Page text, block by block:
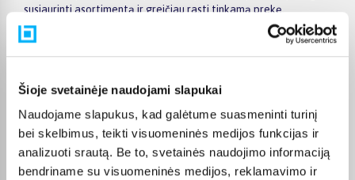
Šioje svetainėje naudojami slapukai
Naudojame slapukus, kad galėtume suasmeninti turinį
bei skelbimus, teikti visuomeninės medijos funkcijas ir
analizuoti srautą. Be to, svetainės naudojimo informaciją
bendriname su visuomeninės medijos, reklamavimo ir
susiaurinti asortimentą ir greičiau rasti tinkamą prekę.
Peržiūrėkite „TACXDviračiai treniruokliai“ pasiūlymus
BIGBOX.LT, palyginkite prekes ir pirkite internetu patogiai.
Pasirinktą prekę pristatysime per jos aprašyme nurodytą
Pirkėjų atsiliepimai apie prekes